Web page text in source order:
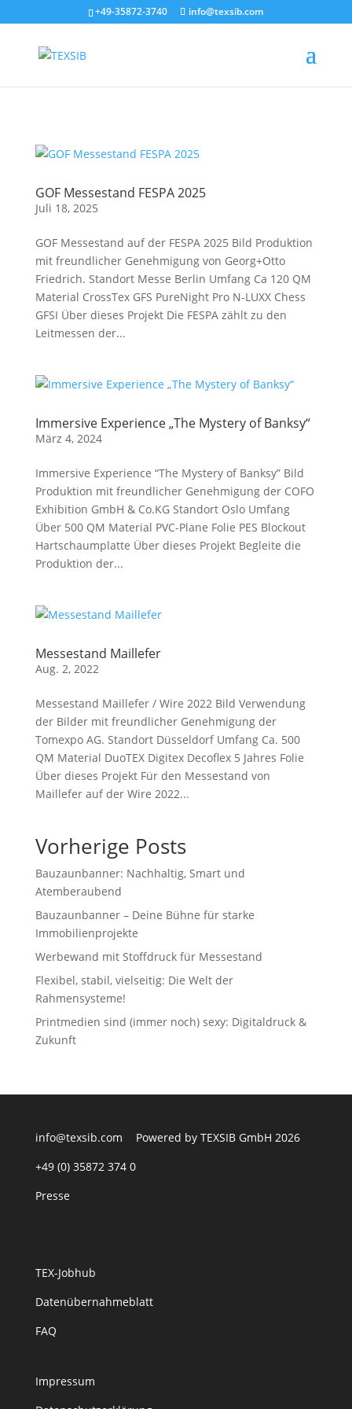
jQuery(document).ready(function(){
jQuery('.et_pb_contact_form').attr('id', 'texform'); });
+49-35872-3740 info@texsib.com
GOF Messestand FESPA 2025
Juli 18, 2025
GOF Messestand auf der FESPA 2025 Bild Produktion
mit freundlicher Genehmigung von Georg+Otto
Friedrich. Standort Messe Berlin Umfang Ca 120 QM
Material CrossTex GFS PureNight Pro N-LUXX Chess
GFSI Über dieses Projekt Die FESPA zählt zu den
Leitmessen der...
Immersive Experience „The Mystery of Banksy“
März 4, 2024
Immersive Experience “The Mystery of Banksy” Bild
Produktion mit freundlicher Genehmigung der COFO
Exhibition GmbH & Co.KG Standort Oslo Umfang
Über 500 QM Material PVC-Plane Folie PES Blockout
Hartschaumplatte Über dieses Projekt Begleite die
Produktion der...
Messestand Maillefer
Aug. 2, 2022
Messestand Maillefer / Wire 2022 Bild Verwendung
der Bilder mit freundlicher Genehmigung der
Tomexpo AG. Standort Düsseldorf Umfang Ca. 500
QM Material DuoTEX Digitex Decoflex 5 Jahres Folie
Über dieses Projekt Für den Messestand von
Maillefer auf der Wire 2022...
Vorherige Posts
Bauzaunbanner: Nachhaltig, Smart und
Atemberaubend
Bauzaunbanner – Deine Bühne für starke
Immobilienprojekte
Werbewand mit Stoffdruck für Messestand
Flexibel, stabil, vielseitig: Die Welt der
Rahmensysteme!
Printmedien sind (immer noch) sexy: Digitaldruck &
Zukunft
info@texsib.com
+49 (0) 35872 374 0
Presse
Powered by TEXSIB GmbH 2026
TEX-Jobhub
Datenübernahmeblatt
FAQ
Impressum